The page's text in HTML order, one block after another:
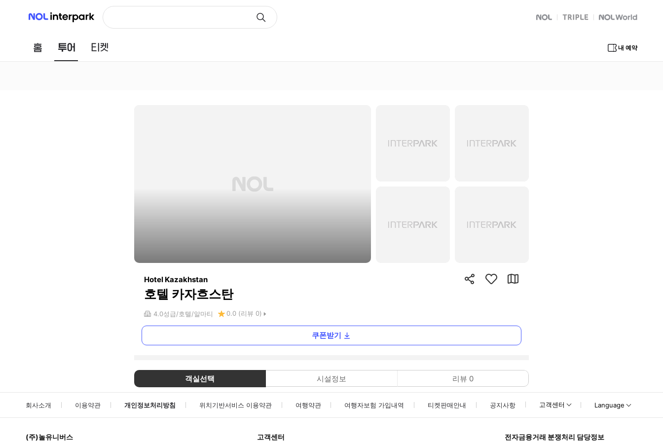
NOL 인터파크
NOL
트리플 Global Interpark
홈 투어 내 예약
Hotel Kazakhstan
호텔 카자흐스탄
4.0성급 호텔 알마티 0.0 (리뷰 0)
쿠폰받기
객실선택 시설정보 리뷰 0
회사소개 이용약관 개인정보처리방침 위치기반서비스 이용약관 여행약관 여행자보험 가입내역 티켓판매안내 공지사항 고객센터 Language
(주)놀유니버스 고객센터 전자금융거래 분쟁처리 담당정보